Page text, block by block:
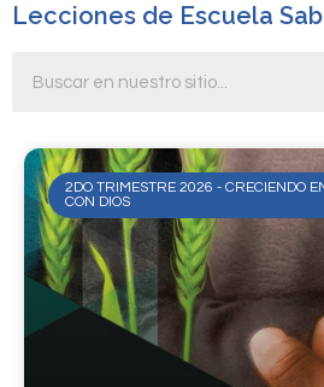
Lecciones de Escuela
2DO TRIMESTRE 2026 - CRECIENDO
CON DIOS